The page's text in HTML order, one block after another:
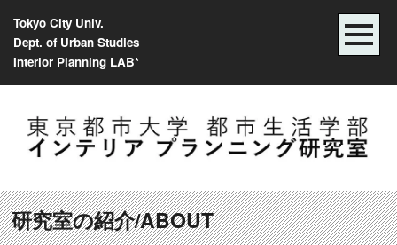
Tokyo City Univ.
Dept. of Urban Studies
Interior Planning LAB*
究室の紹介/ABOUT